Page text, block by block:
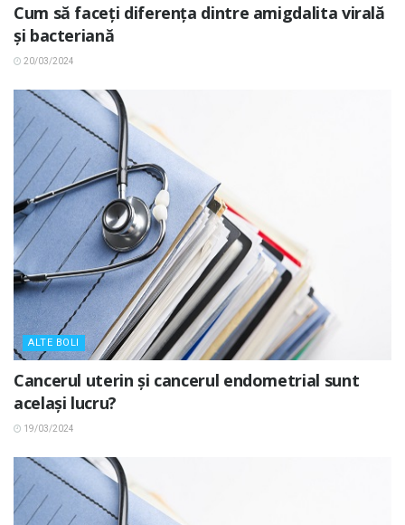
Cum să faceți diferența dintre amigdalita virală
și bacteriană
20/03/2024
ALTE BOLI
Cancerul uterin și cancerul endometrial sunt
același lucru?
19/03/2024